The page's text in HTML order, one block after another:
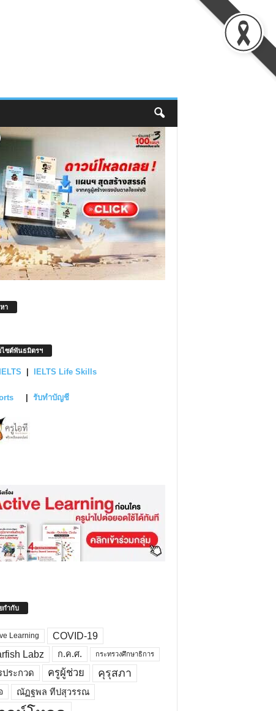
า
ไซต์พันธมิตรฯ
IELTS Life Skills
รับทำบัญชี
กำกับ
Learning
COVID-19
Labz
ก.ค.ศ. กระทรวงศึกษาธิการ
ประกวด ครูผู้ช่วย คุรุสภา
ณัฏฐพล ทีปสุวรรณ